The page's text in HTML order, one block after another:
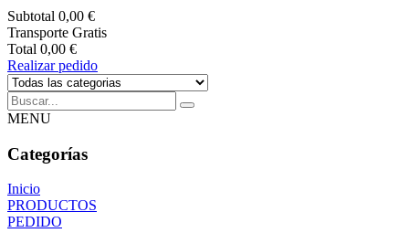
Subtotal 0,00 €
Transporte Gratis
Total 0,00 €
Realizar pedido
MENU
Categorías
Inicio
PRODUCTOS
PEDIDO